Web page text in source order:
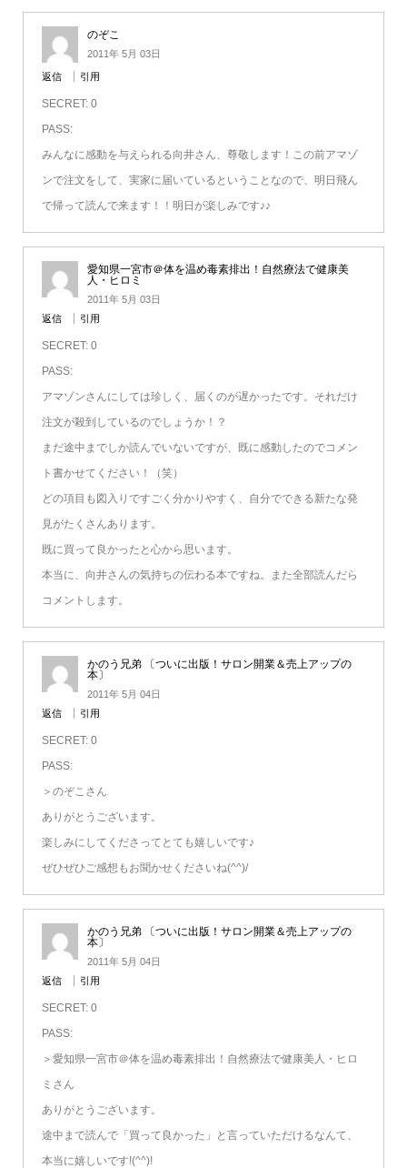
のぞこ
2011年 5月 03日
返信 引用
SECRET: 0
PASS:
みんなに感動を与えられる向井さん、尊敬します！この前アマゾ
ンで注文をして、実家に届いているということなので、明日飛ん
で帰って読んで来ます！！明日が楽しみです♪♪
愛知県一宮市＠体を温め毒素排出！自然療法で健康美
人・ヒロミ
2011年 5月 03日
返信
引用
SECRET: 0
PASS:
アマゾンさんにしては珍しく、届くのが遅かったです。それだけ
注文が殺到しているのでしょうか！？
まだ途中までしか読んでいないですが、既に感動したのでコメン
ト書かせてください！（笑）
どの項目も図入りですごく分かりやすく、自分でできる新たな発
見がたくさんあります。
既に買って良かったと心から思います。
本当に、向井さんの気持ちの伝わる本ですね。また全部読んだら
コメントします。
かのう兄弟 〔ついに出版！サロン開業＆売上アップの
本〕
2011年 5月 04日
返信
引用
SECRET: 0
PASS:
＞のぞこさん
ありがとうございます。
楽しみにしてくださってとても嬉しいです♪
ぜひぜひご感想もお聞かせくださいね(^^)/
かのう兄弟 〔ついに出版！サロン開業＆売上アップの
本〕
2011年 5月 04日
返信
引用
SECRET: 0
PASS:
＞愛知県一宮市＠体を温め毒素排出！自然療法で健康美人・ヒロ
ミさん
ありがとうございます。
途中まで読んで「買って良かった」と言っていただけるなんて、
本当に嬉しいです!(^^)!